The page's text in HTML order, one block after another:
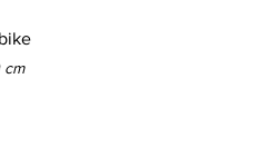
cm